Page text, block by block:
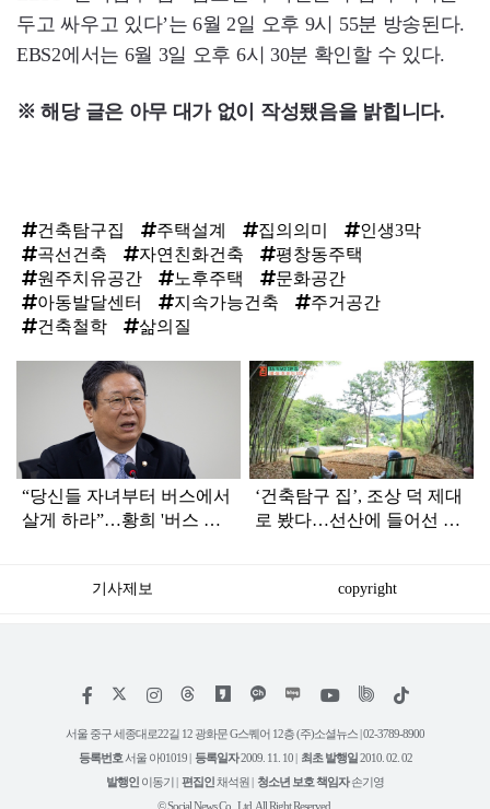
두고 싸우고 있다’는 6월 2일 오후 9시 55분 방송된다.
EBS2에서는 6월 3일 오후 6시 30분 확인할 수 있다.
※ 해당 글은 아무 대가 없이 작성됐음을 밝힙니다.
건축탐구집 주택설계 집의의미
인생3막
곡선건축
자연친화건축
평창동주택
원주치유공간
노후주택
문화공간
아동발달센터
지속가능건축
주거공간
건축철학
삶의질
“당신들 자녀부터 버스에서
살게 하라”…황희 '버스 하
‘건축탐구 집’, 조상 덕 제대
로 봤다…선산에 들어선 두
기사제보 copyright
페
스
인
타
램
위
트
유
튜
틱
서울 중구 세종대로22길 12 광화문 G스퀘어 12층 (주)소셜뉴스 | 02-3789-8900
등록번호 서울 아01019 | 등록일자2009. 11. 10 | 최초 발행일 2010. 02. 02
발행인 이동기 | 편집인 채석원 | 청소년 보호 책임자손기영
© Social News Co., Ltd. All Right Reserved.